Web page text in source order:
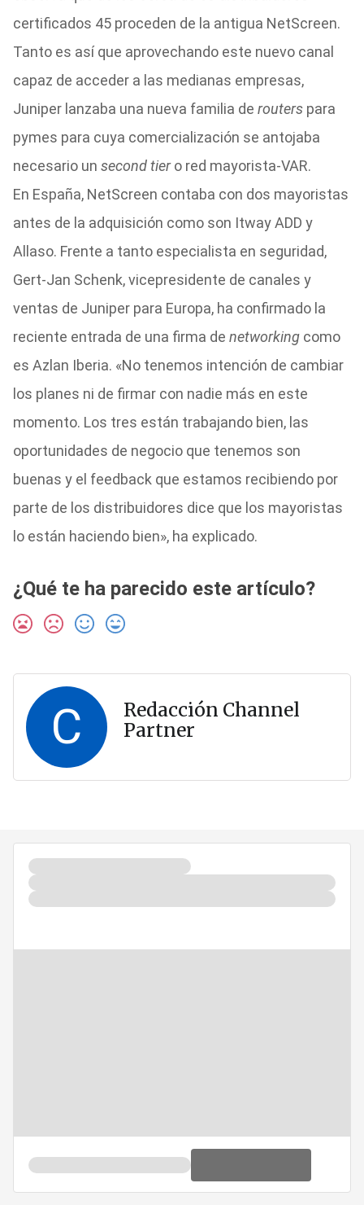
certificados 45 proceden de la antigua NetScreen.
Tanto es así que aprovechando este nuevo canal
capaz de acceder a las medianas empresas,
Juniper lanzaba una nueva familia de routerspara
pymes para cuya comercialización se antojaba
necesario un second tiero red mayorista-VAR.
En España, NetScreen contaba con dos mayoristas
antes de la adquisición como son Itway ADD y
Allaso. Frente a tanto especialista en seguridad,
Gert-Jan Schenk, vicepresidente de canales y
ventas de Juniper para Europa, ha confirmado la
reciente entrada de una firma de networkingcomo
es Azlan Iberia. «No tenemos intención de cambiar
los planes ni de firmar con nadie más en este
momento. Los tres están trabajando bien, las
oportunidades de negocio que tenemos son
buenas y el feedback que estamos recibiendo por
parte de los distribuidores dice que los mayoristas
lo están haciendo bien», ha explicado.
¿Qué te ha parecido este artículo?
C
Redacción Channel
Partner